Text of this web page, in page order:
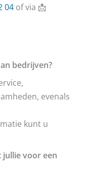
04 of via 📩
bedrijven?
evenals
kunt u
jullie voor een